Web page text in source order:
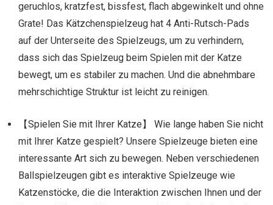
geruchlos, kratzfest, bissfest, flach abgewinkelt und ohne
Grate! Das Kätzchenspielzeug hat 4 Anti-Rutsch-Pads
auf der Unterseite des Spielzeugs, um zu verhindern,
dass sich das Spielzeug beim Spielen mit der Katze
bewegt, um es stabiler zu machen. Und die abnehmbare
mehrschichtige Struktur ist leicht zu reinigen.
【Spielen Sie mit Ihrer Katze】 Wie lange haben Sie nicht
mit Ihrer Katze gespielt? Unsere Spielzeuge bieten eine
interessante Art sich zu bewegen. Neben verschiedenen
Ballspielzeugen gibt es interaktive Spielzeuge wie
Katzenstöcke, die die Interaktion zwischen Ihnen und der